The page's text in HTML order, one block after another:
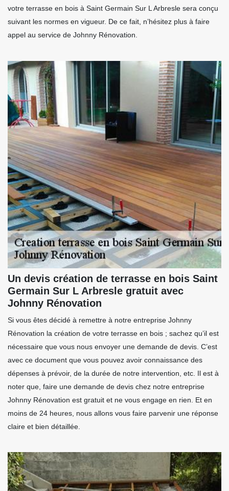
votre terrasse en bois à Saint Germain Sur L Arbresle sera conçu
suivant les normes en vigueur. De ce fait, n’hésitez plus à faire
appel au service de Johnny Rénovation.
Un devis création de terrasse en bois Saint
Germain Sur L Arbresle gratuit avec
Johnny Rénovation
Si vous êtes décidé à remettre à notre entreprise Johnny
Rénovation la création de votre terrasse en bois ; sachez qu’il est
nécessaire que vous nous envoyer une demande de devis. C’est
avec ce document que vous pouvez avoir connaissance des
dépenses à prévoir, de la durée de notre intervention, etc. Il est à
noter que, faire une demande de devis chez notre entreprise
Johnny Rénovation est gratuit et ne vous engage en rien. Et en
moins de 24 heures, nous allons vous faire parvenir une réponse
claire et bien détaillée.